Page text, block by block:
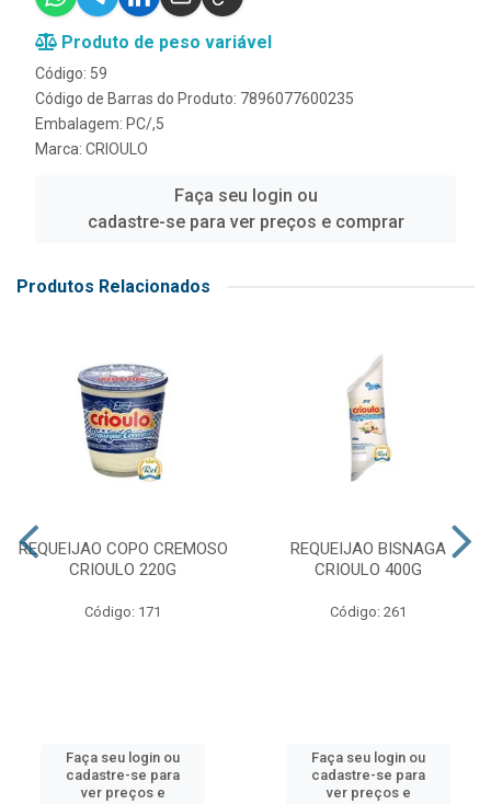
Produto de peso variável
Código: 59
Código de Barras do Produto: 7896077600235
Embalagem: PC/,5
Marca: CRIOULO
Faça seu login ou
cadastre-se para ver preços e comprar
Produtos Relacionados
REQUEIJAO COPO CREMOSO
CRIOULO 220G
Código: 171
Faça seu login ou
cadastre-se para
ver preços e
REQUEIJAO BISNAGA
CRIOULO 400G
Código: 261
Faça seu login ou
cadastre-se para
ver preços e